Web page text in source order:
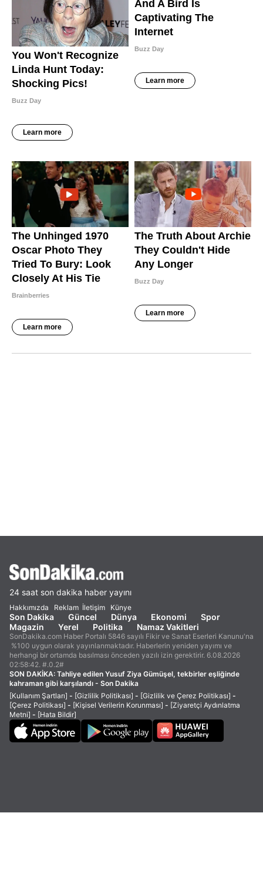
24 saat son dakika haber yayını
Hakkımızda Reklam İletişim Künye
Son Dakika Güncel Dünya Ekonomi
Spor
Magazin
Yerel Politika Namaz Vakitleri
SonDakika.com Haber Portalı 5846 sayılı Fikir ve Sanat Eserleri Kanunu'na
%100 uygun olarak yayınlanmaktadır. Haberlerin yeniden yayımı ve
herhangi bir ortamda basılması önceden yazılı izin gerektirir. 6.08.2026
02:58:42. #.0.2#
SON DAKİKA: Tahliye edilen Yusuf Ziya Gümüşel, tekbirler eşliğinde
kahraman gibi karşılandı - Son Dakika
[Kullanım Şartları] - [Gizlilik Politikası] - [Gizlilik ve Çerez Politikası] -
[Çerez Politikası] - [Kişisel Verilerin Korunması] - [Ziyaretçi Aydınlatma
Metni] - [Hata Bildir]